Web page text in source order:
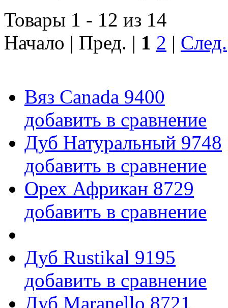
Товары 1 - 12 из 14
Начало | Пред. | 1 2 | След.
Вяз Canada 9400
добавить в сравнение
Дуб Натуральный 9748
добавить в сравнение
Орех Африкан 8729
добавить в сравнение
Дуб Rustikal 9195
добавить в сравнение
Дуб Maranello 8721